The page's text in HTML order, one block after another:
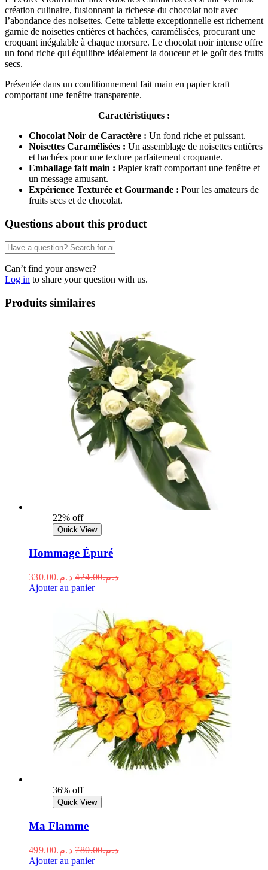
création culinaire, fusionnant la richesse du chocolat noir avec
l’abondance des noisettes. Cette tablette exceptionnelle est richement
garnie de noisettes entières et hachées, caramélisées, procurant une
croquant inégalable à chaque morsure. Le chocolat noir intense offre
un fond riche qui équilibre idéalement la douceur et le goût des fruits
secs.
Présentée dans un conditionnement fait main en papier kraft
comportant une fenêtre transparente.
Caractéristiques :
Chocolat Noir de Caractère : Un fond riche et puissant.
Noisettes Caramélisées : Un assemblage de noisettes entières
et hachées pour une texture parfaitement croquante.
Emballage fait main : Papier kraft comportant une fenêtre et
un message amusant.
Expérience Texturée et Gourmande : Pour les amateurs de
fruits secs et de chocolat.
Questions about this product
Can’t find your answer?
Log in to share your question with us.
Produits similaires
22% off
Quick View
Hommage Épuré
د.م.330.00 د.م.424.00
Ajouter au panier
36% off
Quick View
Ma Flamme
د.م.499.00 د.م.780.00
Ajouter au panier